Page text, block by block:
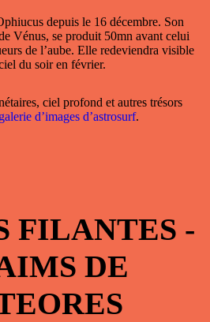
depuis le 16 décembre. Son
Vénus, se produit 50mn avant celui
de l’aube. Elle redeviendra visible
du soir en février.
ciel profond et autres trésors
galerie d’images d’astrosurf.
FILANTES -
DE